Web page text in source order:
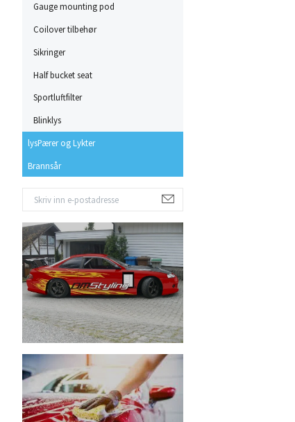
Gauge mounting pod
Coilover tilbehør
Sikringer
Half bucket seat
Sportluftfilter
Blinklys
lysPærer og Lykter
Brannsår